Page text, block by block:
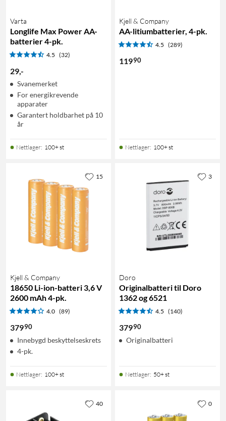
Varta
Longlife Max Power AA-
batterier 4-pk.
4.5 (32)
29,-
Svanemerket
For energikrevende
apparater
Garantert holdbarhet på 10
år
Nettlager: 100+ st
Kjell & Company
AA-litiumbatterier, 4-pk.
4.5 (289)
11990
Nettlager: 100+ st
Kjell & Company
18650 Li-ion-batteri 3,6 V
2600 mAh 4-pk.
4.0 (89)
37990
Innebygd beskyttelseskrets
4-pk.
Nettlager: 100+ st
15
Doro
Originalbatteri til Doro
1362 og 6521
4.5 (140)
37990
Originalbatteri
Nettlager: 50+ st
3
40 0